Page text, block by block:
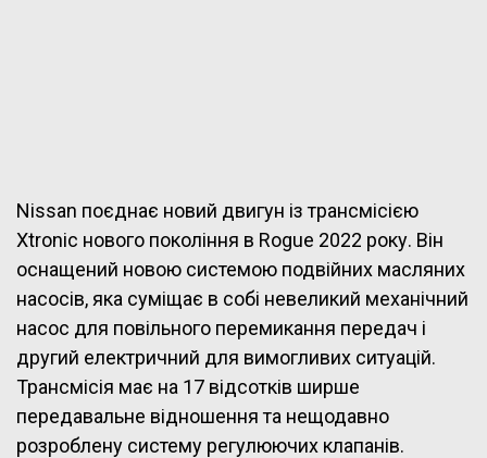
Nissan поєднає новий двигун із трансмісією
Xtronic нового покоління в Rogue 2022 року. Він
оснащений новою системою подвійних масляних
насосів, яка суміщає в собі невеликий механічний
насос для повільного перемикання передач і
другий електричний для вимогливих ситуацій.
Трансмісія має на 17 відсотків ширше
передавальне відношення та нещодавно
розроблену систему регулюючих клапанів.